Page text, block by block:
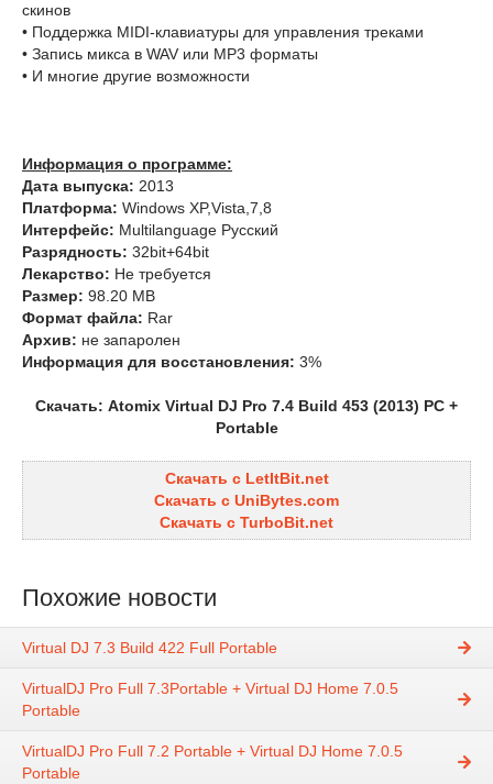
скинов
• Поддержка MIDI-клавиатуры для управления треками
• Запись микса в WAV или MP3 форматы
• И многие другие возможности
Информация о программе:
Дата выпуска: 2013
Платформа: Windows XP,Vista,7,8
Интерфейс: Multilanguage Русский
Разрядность: 32bit+64bit
Лекарство: Не требуется
Размер: 98.20 MB
Формат файла: Rar
Aрхив: не запаролен
Информация для восстановления: 3%
Скачать: Atomix Virtual DJ Pro 7.4 Build 453 (2013) РС +
Portable
Скачать с LetItBit.net
Скачать с UniBytes.com
Скачать с TurboBit.net
Похожие новости
Virtual DJ 7.3 Build 422 Full Portable
VirtualDJ Pro Full 7.3Portable + Virtual DJ Home 7.0.5
Portable
VirtualDJ Pro Full 7.2 Portable + Virtual DJ Home 7.0.5
Portable